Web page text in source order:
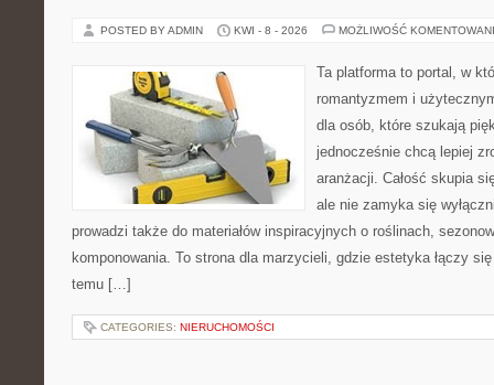
POSTED BY ADMIN KWI - 8 - 2026 MOŻLIWOŚĆ
Ta platforma to portal, w
romantyzmem i
dla osób, które szukają
jednocześnie chcą lepiej
aranżacji. Całość skupia
ale nie zamyka się
prowadzi także do materiałów inspiracyjnych o roślinach,
komponowania. To strona dla marzycieli, gdzie estetyka łączy
temu […]
CATEGORIES: NIERUCHOMOŚCI